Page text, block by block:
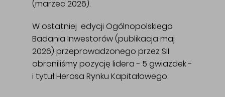
(marzec 2026).
W ostatniej edycji Ogólnopolskiego
Badania Inwestorów (publikacja maj
2026) przeprowadzonego przez SII
obroniliśmy pozycję lidera - 5 gwiazdek -
i tytuł Herosa Rynku Kapitałowego.